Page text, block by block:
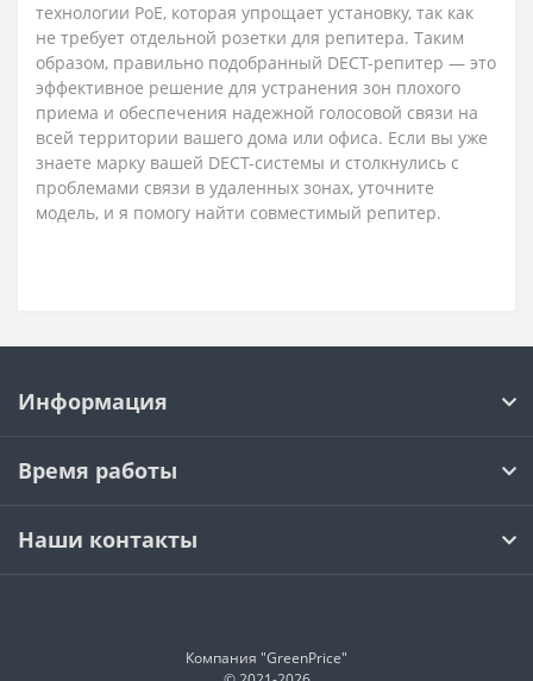
технологии PoE, которая упрощает установку, так как
не требует отдельной розетки для репитера. Таким
образом, правильно подобранный DECT-репитер — это
эффективное решение для устранения зон плохого
приема и обеспечения надежной голосовой связи на
всей территории вашего дома или офиса. Если вы уже
знаете марку вашей DECT-системы и столкнулись с
проблемами связи в удаленных зонах, уточните
модель, и я помогу найти совместимый репитер.
Информация
Время работы
Наши контакты
Компания "GreenPrice"